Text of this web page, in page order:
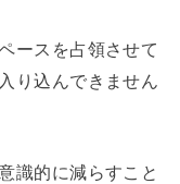
ースを占領させて
り込んできません
識的に減らすこと